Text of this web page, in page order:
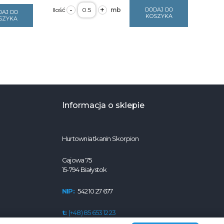
DO
- ilość
Bawełna
szaro-
+
DODAJ DO
KOSZYKA
Informacja o sklepie
Hurtownia tkanin Skorpion
Gajowa 75
15-794 Białystok
NIP:542 10 27 677
t: (+48) 85 653 12 23
eskorpion.bialystok@gmail.com